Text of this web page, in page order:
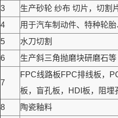
3
生产砂轮 纱布 切片，切割
4
用于汽车制动件、特种轮
5
水刀切割
6
生产斜三角抛磨块研磨石等
7
FPC线路板FPC排线板，
板，盲孔板，HDI板，阻埋
8
陶瓷釉料